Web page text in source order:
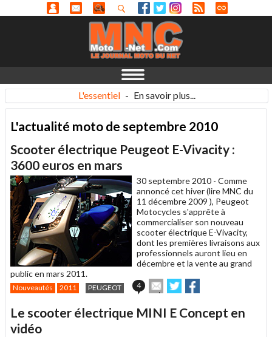
L'essentiel - En savoir plus...
L'actualité moto de septembre 2010
Scooter électrique Peugeot E-Vivacity :
3600 euros en mars
30 septembre 2010 - Comme
annoncé cet hiver (lire MNC du
11 décembre 2009 ), Peugeot
Motocycles s'apprête à
commercialiser son nouveau
scooter électrique E-Vivacity,
dont les premières livraisons aux
professionnels auront lieu en
décembre et la vente au grand
public en mars 2011.
Nouveautés 2011 PEUGEOT 4
Envoyer
cet
Partager
sur sur
Le scooter électrique MINI E Concept en
vidéo